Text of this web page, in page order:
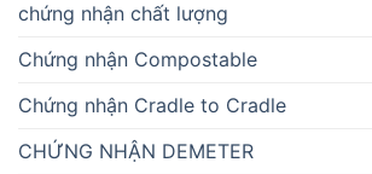
chứng nhận chất lượng
Chứng nhận Compostable
Chứng nhận Cradle to Cradle
CHỨNG NHẬN DEMETER